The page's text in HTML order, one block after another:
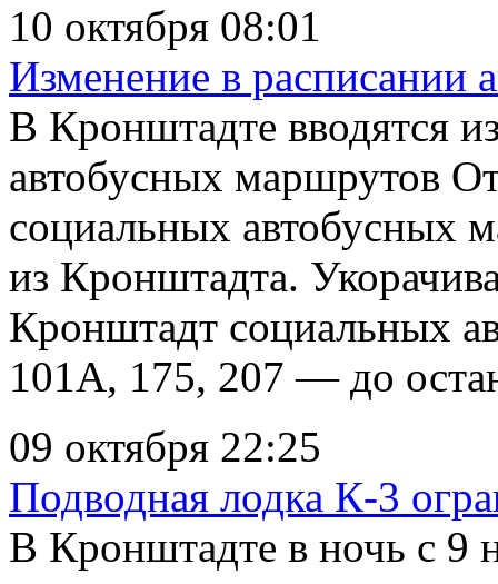
10 октября 08:01
Изменение в расписании
В Кронштадте вводятся
автобусных маршрутов
социальных
из Кронштадта.
Кронштадт социальных
101А, 175, 207 — до
09 октября 22:25
Подводная лодка К-3
В Кронштадте в ночь с 9